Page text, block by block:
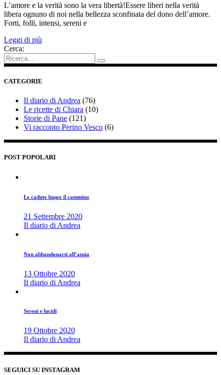
L’amore e la verità sono la vera libertà!Essere liberi nella verità
libera ognuno di noi nella bellezza sconfinata del dono dell’amore.
Forti, folli, intensi, sereni e
Leggi di più
Cerca:
CATEGORIE
Il diario di Andrea (76)
Le ricette di Chiara (10)
Storie di Pane (121)
Vi racconto Perino Vesco (6)
POST POPOLARI
Le cadute lungo il cammino
21 Settembre 2020
Il diario di Andrea
Non abbandonarsi all’ansia
13 Ottobre 2020
Il diario di Andrea
Sereni e lucidi
19 Ottobre 2020
Il diario di Andrea
SEGUICI SU INSTAGRAM